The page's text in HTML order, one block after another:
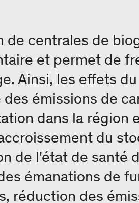
de centrales de
et permet de
Ainsi, les effets
des émissions de
dans la région
du
de l'état de santé
émanations de
réduction des